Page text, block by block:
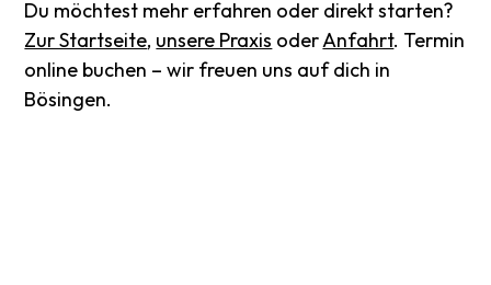
Du möchtest mehr erfahren oder direkt starten?
Zur Startseite, unsere Praxis oderAnfahrt. Termin
online buchen – wir freuen uns auf dich in
Bösingen.